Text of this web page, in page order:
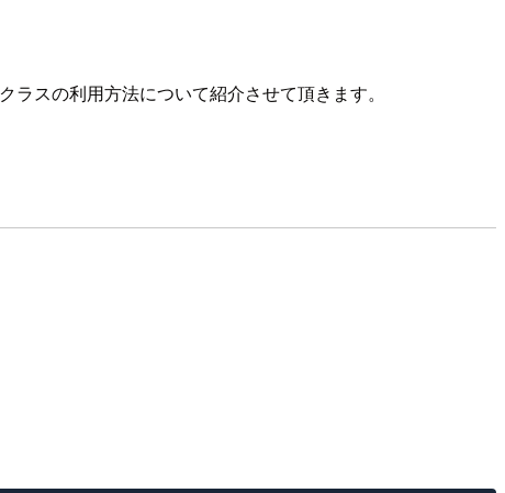
クラスの利用方法について紹介させて頂きます。